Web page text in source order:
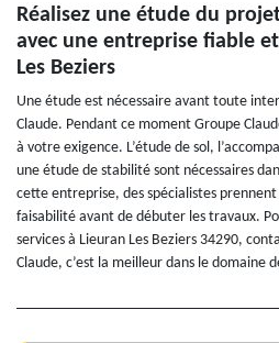
Réalisez une étude du
avec une entreprise fiable
Les Beziers
Une étude est nécessaire avant toute
Claude. Pendant ce moment Groupe
à votre exigence. L’étude de sol,
une étude de stabilité sont nécessaires
cette entreprise, des spécialistes
faisabilité avant de débuter les travaux.
services à Lieuran Les Beziers 34290,
Claude, c’est la meilleur dans le domaine